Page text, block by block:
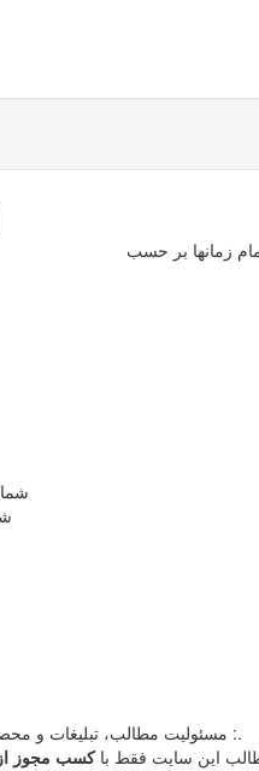
.: مسئوليت مطالب، تبليغات و محصولات ديگر سايتها به عهده خودشان است :.
اين سايت فقط باکسب مجوز